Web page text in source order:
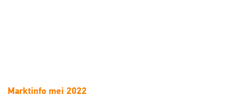
Marktinfo mei 2022